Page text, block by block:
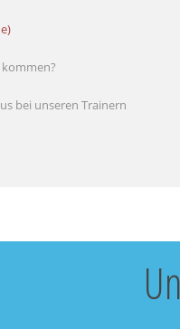
bei unseren Trainern